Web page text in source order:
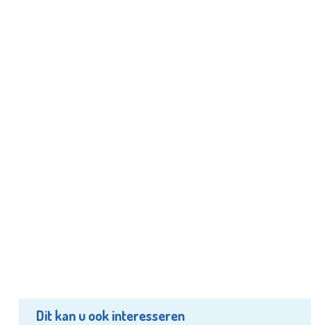
Dit kan u ook interesseren